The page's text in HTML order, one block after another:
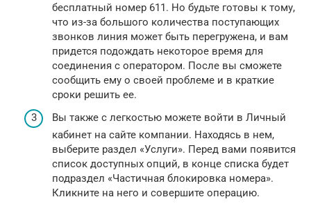
бесплатный номер 611. Но будьте готовы к тому,
что из-за большого количества поступающих
звонков линия может быть перегружена, и вам
придется подождать некоторое время для
соединения с оператором. После вы сможете
сообщить ему о своей проблеме и в краткие
сроки решить ее.
Вы также с легкостью можете войти в Личный
кабинет на сайте компании. Находясь в нем,
выберите раздел «Услуги». Перед вами появится
список доступных опций, в конце списка будет
подраздел «Частичная блокировка номера».
Кликните на него и совершите операцию.